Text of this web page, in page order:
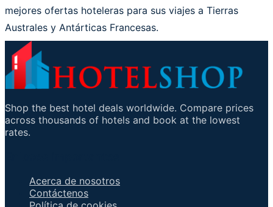
mejores ofertas hoteleras para sus viajes a Tierras
Australes y Antárticas Francesas.
Shop the best hotel deals worldwide. Compare prices
across thousands of hotels and book at the lowest
rates.
Acerca de nosotros
Contáctenos